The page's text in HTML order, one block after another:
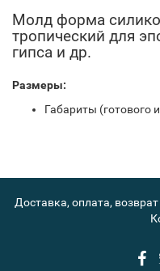
Молд форма
тропический для
гипса и др.
Размеры:
Габариты (готового
Доставка, оплата, возврат